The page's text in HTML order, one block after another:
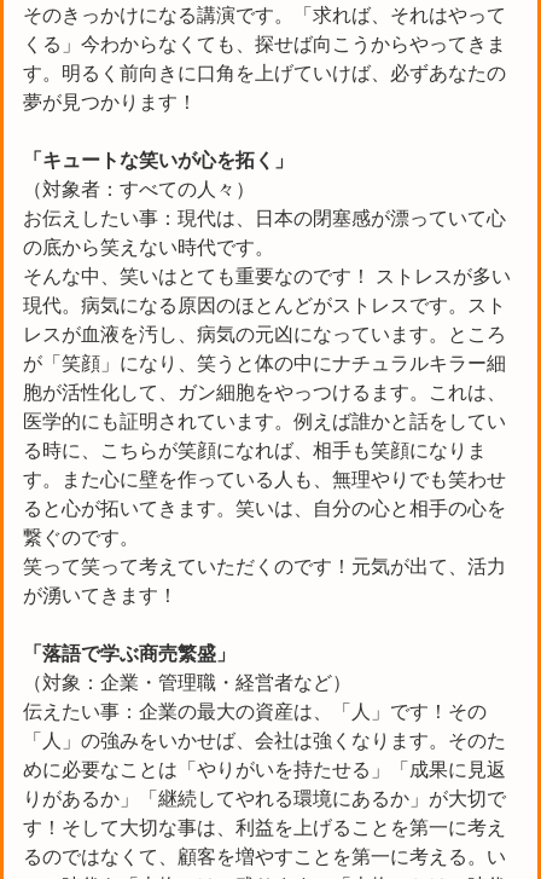
そのきっかけになる講演です。「求れば、それはやって
くる」今わからなくても、探せば向こうからやってきま
す。明るく前向きに口角を上げていけば、必ずあなたの
夢が見つかります！
「キュートな笑いが心を拓く
」
（対象者：すべての人々）
お伝えしたい事：現代は、日本の閉塞感が漂っていて心
の底から笑えない時代です。
そんな中、笑いはとても重要なのです！ ストレスが多い
現代。病気になる原因のほとんどがストレスです。スト
レスが血液を汚し、病気の元凶になっています。ところ
が「笑顔」になり、笑うと体の中にナチュラルキラー細
胞が活性化して、ガン細胞をやっつけるます。これは、
医学的にも証明されています。例えば誰かと話をしてい
る時に、こちらが笑顔になれば、相手も笑顔になりま
す。また心に壁を作っている人も、無理やりでも笑わせ
ると心が拓いてきます。笑いは、自分の心と相手の心を
繋ぐのです。
笑って笑って考えていただくのです！元気が出て、活力
が湧いてきます！
「落語で学ぶ商売繁盛」
（対象：企業・管理職・経営者など）
伝えたい事：企業の最大の資産は、「人」です！その
「人」の強みをいかせば、会社は強くなります。そのた
めに必要なことは「やりがいを持たせる」「成果に見返
りがあるか」「継続してやれる環境にあるか」が大切で
す！そして大切な事は、利益を上げることを第一に考え
るのではなくて、顧客を増やすことを第一に考える。い